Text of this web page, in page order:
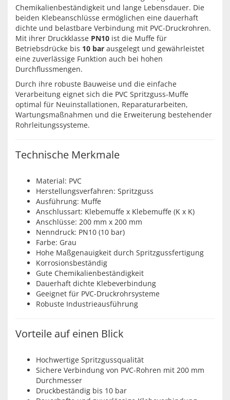
Chemikalienbeständigkeit und lange Lebensdauer. Die
beiden Klebeanschlüsse ermöglichen eine dauerhaft
dichte und belastbare Verbindung mit PVC-Druckrohren.
Mit ihrer Druckklasse PN10 ist die Muffe für
Betriebsdrücke bis 10 bar ausgelegt und gewährleistet
eine zuverlässige Funktion auch bei hohen
Durchflussmengen.
Durch ihre robuste Bauweise und die einfache
Verarbeitung eignet sich die PVC Spritzguss-Muffe
optimal für Neuinstallationen, Reparaturarbeiten,
Wartungsmaßnahmen und die Erweiterung bestehender
Rohrleitungssysteme.
Technische Merkmale
Material: PVC
Herstellungsverfahren: Spritzguss
Ausführung: Muffe
Anschlussart: Klebemuffe x Klebemuffe (K x K)
Anschlüsse: 200 mm x 200 mm
Nenndruck: PN10 (10 bar)
Farbe: Grau
Hohe Maßgenauigkeit durch Spritzgussfertigung
Korrosionsbeständig
Gute Chemikalienbeständigkeit
Dauerhaft dichte Klebeverbindung
Geeignet für PVC-Druckrohrsysteme
Robuste Industrieausführung
Vorteile auf einen Blick
Hochwertige Spritzgussqualität
Sichere Verbindung von PVC-Rohren mit 200 mm
Durchmesser
Druckbeständig bis 10 bar